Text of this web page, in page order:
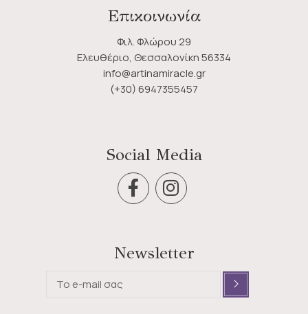
Επικοινωνία
Φιλ. Φλώρου 29
Ελευθέριο, Θεσσαλονίκη 56334
info@artinamiracle.gr
(+30) 6947355457
Social Media
Newsletter